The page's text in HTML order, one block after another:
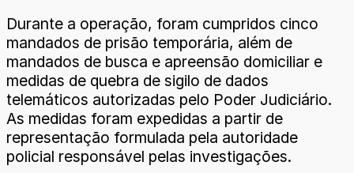
Durante a operação, foram cumpridos cinco
mandados de prisão temporária, além de
mandados de busca e apreensão domiciliar e
medidas de quebra de sigilo de dados
telemáticos autorizadas pelo Poder Judiciário.
As medidas foram expedidas a partir de
representação formulada pela autoridade
policial responsável pelas investigações.